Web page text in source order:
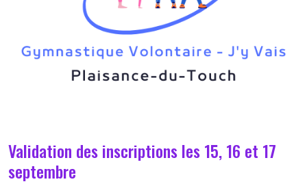
Validation des inscriptions les 15, 16 et 17
septembre